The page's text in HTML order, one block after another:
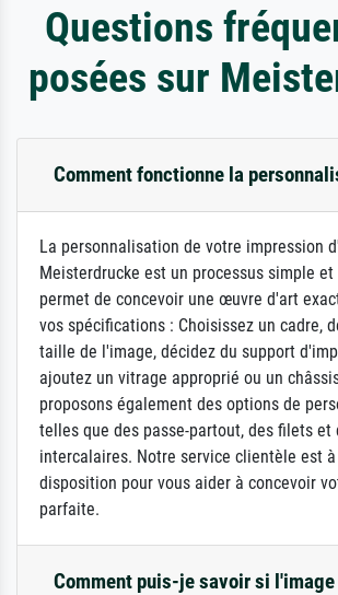
Questions
posées sur
Comment fonctionne la
La personnalisation de votre impression
Meisterdrucke est un processus simple
permet de concevoir une œuvre d'art
vos spécifications : Choisissez un cadre,
taille de l'image, décidez du support
ajoutez un vitrage approprié ou un
proposons également des options de
telles que des passe-partout, des filets et
intercalaires. Notre service clientèle est
disposition pour vous aider à concevoir
parfaite.
Comment puis-je savoir si